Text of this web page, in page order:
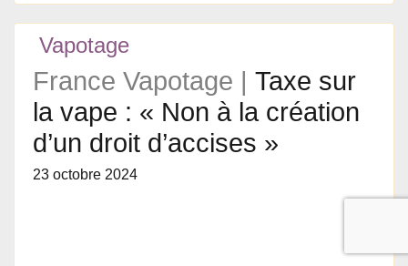
Vapotage
France Vapotage | Taxe sur
la vape : « Non à la création
d’un droit d’accises »
23 octobre 2024